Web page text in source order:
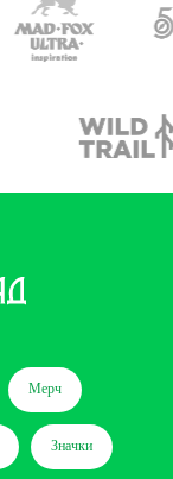
Мерч
Значки